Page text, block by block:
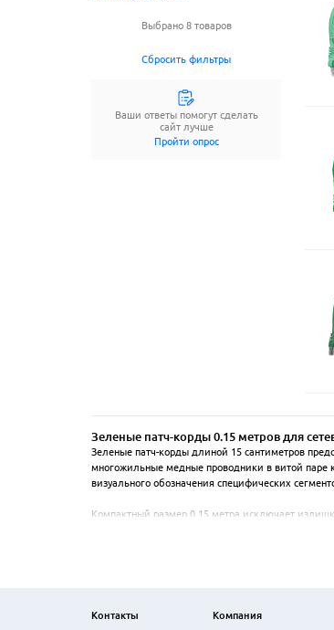
Выбрано 8 товаров
Сбросить фильтры
Ваши ответы помогут сделать
сайт лучше
Пройти опрос
Зеленые патч-корды 0.15 метров для
Зеленые патч-корды длиной 15 сантиметров
многожильные медные проводники в витой паре
визуального обозначения специфических
Компактный размер 0.15 метра исключает
надежное соединение и защиту от окисления.
Контакты Компания